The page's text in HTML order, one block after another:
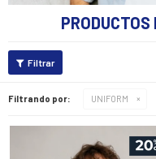
PRODUCTOS
Filtrando por: UNIFORM